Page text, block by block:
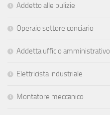
Addetto alle pulizie
Operaio settore conciario
Addetta ufficio amministrativo
Elettricista industriale
Montatore meccanico